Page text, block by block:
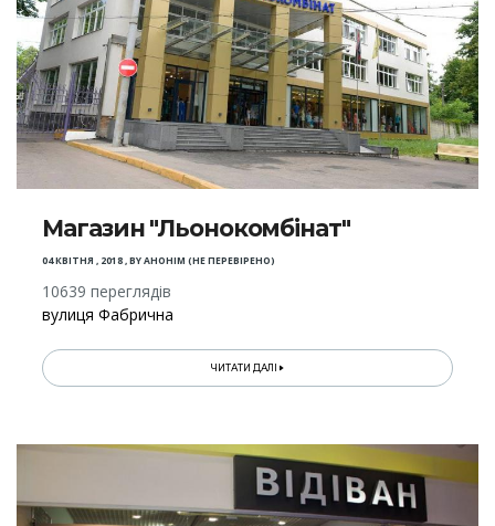
Магазин "Льонокомбінат"
04 КВІТНЯ , 2018,BYАНОНІМ (НЕ ПЕРЕВІРЕНО)
10639 переглядів
вулиця Фабрична
ЧИТАТИ ДАЛІ